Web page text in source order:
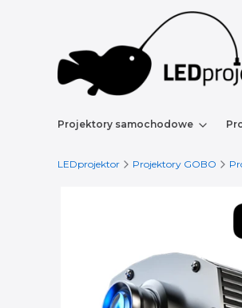
Projektory samochodowe
LEDprojektor Projektory GOBO